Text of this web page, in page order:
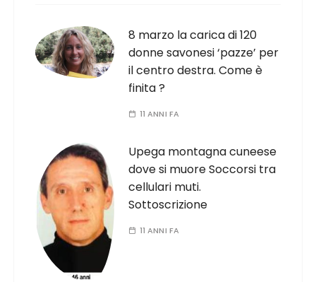
8 marzo la carica di 120
donne savonesi ‘pazze’ per
il centro destra. Come è
finita ?
11 ANNI FA
Upega montagna cuneese
dove si muore Soccorsi tra
cellulari muti.
Sottoscrizione
11 ANNI FA